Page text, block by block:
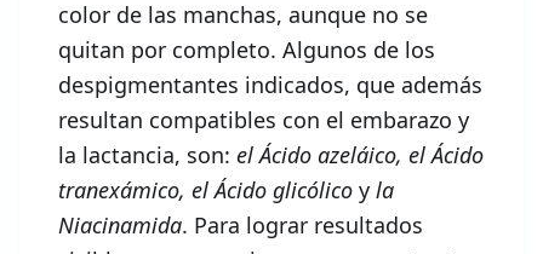
color de las manchas, aunque no se
quitan por completo. Algunos de los
despigmentantes indicados, que además
resultan compatibles con el embarazo y
la lactancia, son: el Ácido azeláico, el Ácido
tranexámico, el Ácido glicólico y la
Niacinamida. Para lograr resultados